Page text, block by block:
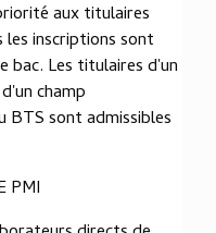
aux titulaires
les inscriptions sont
bac. Les titulaires d'un
champ
sont admissibles
PMI